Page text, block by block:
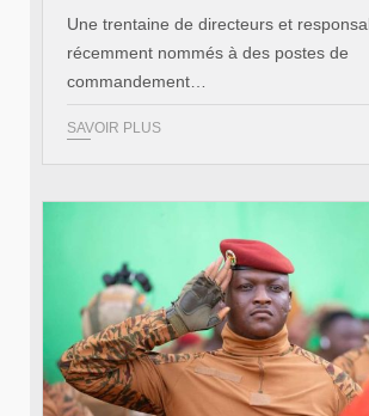
Une trentaine de directeurs et
récemment nommés à des postes de
commandement…
SAVOIR PLUS